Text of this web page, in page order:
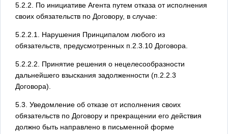
5.2.2. По инициативе Агента путем отказа от исполнения
своих обязательств по Договору, в случае:
5.2.2.1. Нарушения Принципалом любого из
обязательств, предусмотренных п.2.3.10 Договора.
5.2.2.2. Принятие решения о нецелесообразности
дальнейшего взыскания задолженности (п.2.2.3
Договора).
5.3. Уведомление об отказе от исполнения своих
обязательств по Договору и прекращении его действия
должно быть направлено в письменной форме